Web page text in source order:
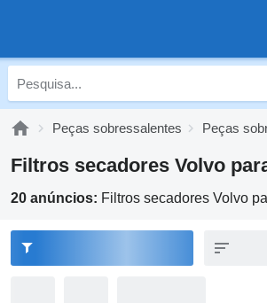
Peças sobressalentes Peças
Filtros secadores Volvo
20 anúncios: Filtros secadores Volvo